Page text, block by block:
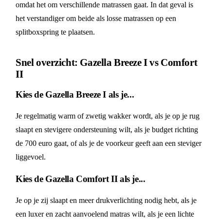
omdat het om verschillende matrassen gaat. In dat geval is
het verstandiger om beide als losse matrassen op een
splitboxspring te plaatsen.
Snel overzicht: Gazella Breeze I vs Comfort
II
Kies de Gazella Breeze I als je...
Je regelmatig warm of zwetig wakker wordt, als je op je rug
slaapt en stevigere ondersteuning wilt, als je budget richting
de 700 euro gaat, of als je de voorkeur geeft aan een steviger
liggevoel.
Kies de Gazella Comfort II als je...
Je op je zij slaapt en meer drukverlichting nodig hebt, als je
een luxer en zacht aanvoelend matras wilt, als je een lichte